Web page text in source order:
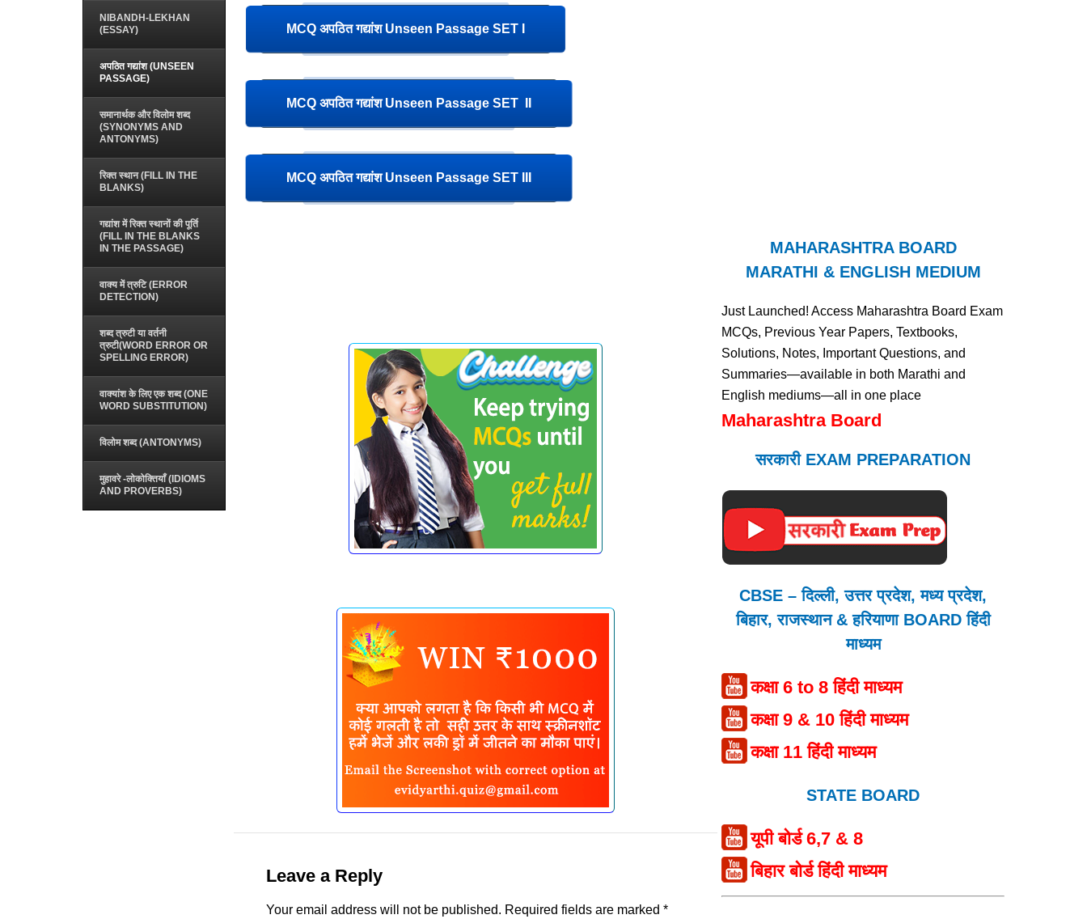
NIBANDH-LEKHAN
(ESSAY)
अपठित गद्यांश (UNSEEN
PASSAGE)
समानार्थक और विलोम शब्द
(SYNONYMS AND
ANTONYMS)
रिक्त स्थान (FILL IN THE
BLANKS)
गद्यांश में रिक्त स्थानों की पूर्ति
(FILL IN THE BLANKS
IN THE PASSAGE)
वाक्य में त्रुटि (ERROR
DETECTION)
शब्द त्रुटी या वर्तनी
त्रुटी(WORD ERROR OR
SPELLING ERROR)
वाक्यांश के लिए एक शब्द (ONE
WORD SUBSTITUTION)
विलोम शब्द (ANTONYMS)
मुहावरे -लोकोक्तियाँ (IDIOMS
AND PROVERBS)
MCQ अपठित गद्यांश Unseen Passage SET I
MCQ अपठित गद्यांश Unseen Passage SET II
MCQ अपठित गद्यांश Unseen Passage SET III
Leave a Reply
Your email address will not be published. Required fields are marked *
MAHARASHTRA BOARD
MARATHI & ENGLISH MEDIUM
Just Launched! Access Maharashtra Board Exam
MCQs, Previous Year Papers, Textbooks,
Solutions, Notes, Important Questions, and
Summaries—available in both Marathi and
English mediums—all in one place
Maharashtra Board
सरकारी EXAM PREPARATION
CBSE – दिल्ली, उत्तर प्रदेश, मध्य प्रदेश,
बिहार, राजस्थान & हरियाणा BOARD हिंदी
माध्यम
कक्षा 6 to 8 हिंदी माध्यम
कक्षा 9 & 10 हिंदी माध्यम
कक्षा 11 हिंदी माध्यम
STATE BOARD
यूपी बोर्ड 6,7 & 8
बिहार बोर्ड हिंदी माध्यम